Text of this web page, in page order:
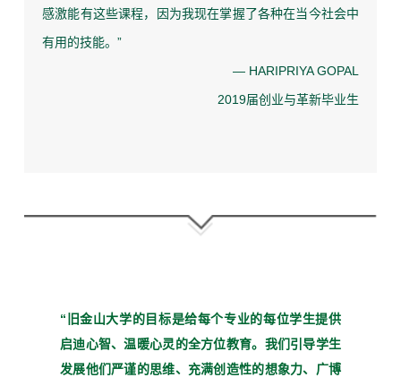
感激能有这些课程， 因为我现在掌握了各种在当今社会中
有用的技能。”
— HARIPRIYA GOPAL
2019届创业与革新毕业生
“旧金山大学的目标是给每个专业的每位学生提供
启迪心智、温暖心灵的全方位教育。 我们引导学生
发展他们严谨的思维、充满创造性的想象力、广博